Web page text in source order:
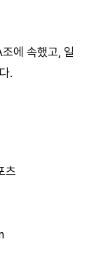
에 속했고, 일
.
츠